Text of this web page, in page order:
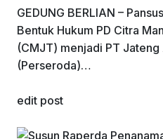
GEDUNG BERLIAN –
Bentuk Hukum PD Citra
(CMJT) menjadi PT
(Perseroda)…
edit post